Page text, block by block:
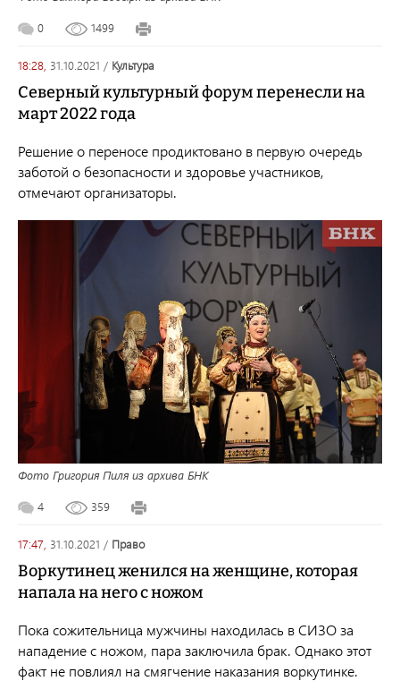
0 1499
18:28, 31.10.2021 / культура
Северный культурный форум перенесли на
март 2022 года
Решение о переносе продиктовано в первую очередь
заботой о безопасности и здоровье участников,
отмечают организаторы.
Фото Григория Пиля из архива БНК
4 359
17:47, 31.10.2021 / право
Воркутинец женился на женщине, которая
напала на него с ножом
Пока сожительница мужчины находилась в СИЗО за
нападение с ножом, пара заключила брак. Однако этот
факт не повлиял на смягчение наказания воркутинке.